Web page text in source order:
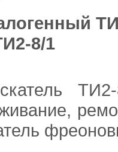
8/1